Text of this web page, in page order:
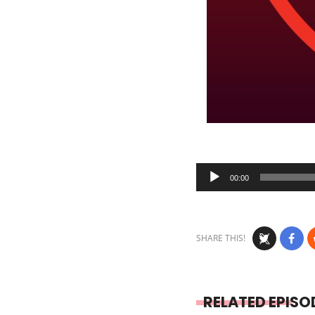
Audio
Player
00:00
SHARE THIS!
RELATED